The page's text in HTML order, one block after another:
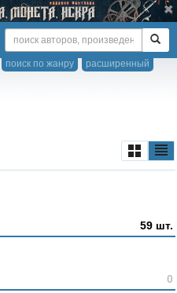
расширенный
поиск по жанру
59 шт.
0